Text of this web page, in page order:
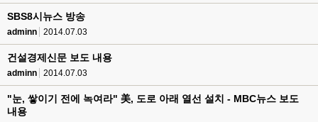
SBS8시뉴스 방송
adminn 2014.07.03
건설경제신문 보도 내용
adminn 2014.07.03
"눈, 쌓이기 전에 녹여라" 美, 도로 아래 열선 설치 - MBC뉴스 보도
내용